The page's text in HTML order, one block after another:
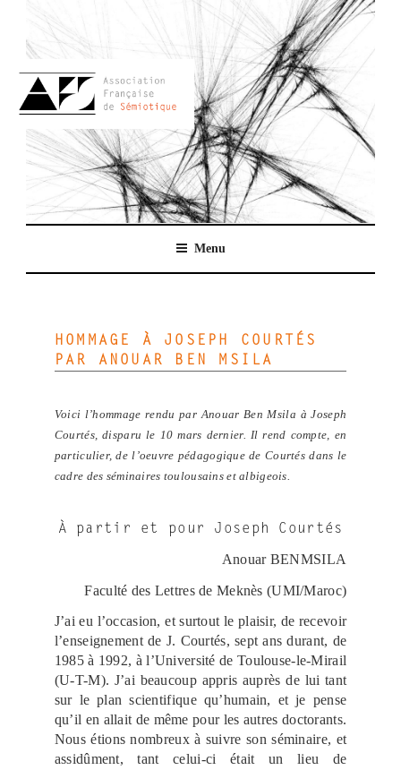
contenu
AFSEMIO.FR
Menu
HOMMAGE À JOSEPH COURTÉS
PAR ANOUAR BEN MSILA
Voici l’hommage rendu par Anouar Ben Msila à Joseph
Courtés, disparu le 10 mars dernier. Il rend compte, en
particulier, de l’oeuvre pédagogique de Courtés dans le
cadre des séminaires toulousains et albigeois.
À partir et pour Joseph Courtés
Anouar BENMSILA
Faculté des Lettres de Meknès (UMI/Maroc)
J’ai eu l’occasion, et surtout le plaisir, de recevoir
l’enseignement de J. Courtés, sept ans durant, de
1985 à 1992, à l’Université de Toulouse-le-Mirail
(U-T-M). J’ai beaucoup appris auprès de lui tant
sur le plan scientifique qu’humain, et je pense
qu’il en allait de même pour les autres doctorants.
Nous étions nombreux à suivre son séminaire, et
assidûment, tant celui-ci était un lieu de